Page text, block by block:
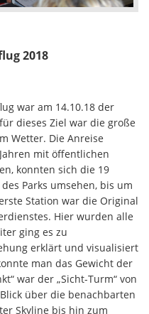
2018
war am 14.10.18 der
dieses Ziel war die große
Wetter. Die Anreise
mit öffentlichen
konnten sich die 19
Parks umsehen, bis um
Station war die Original
Hier wurden alle
ging es zu
erklärt und visualisiert
man das Gewicht der
war der „Sicht-Turm“ von
über die benachbarten
Skyline bis hin zum